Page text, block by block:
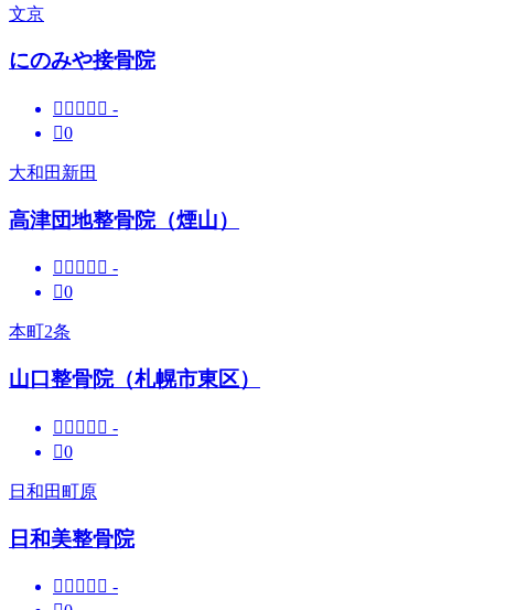
文京
にのみや接骨院
     -
0
大和田新田
高津団地整骨院（煙山）
     -
0
本町2条
山口整骨院（札幌市東区）
     -
0
日和田町原
日和美整骨院
     -